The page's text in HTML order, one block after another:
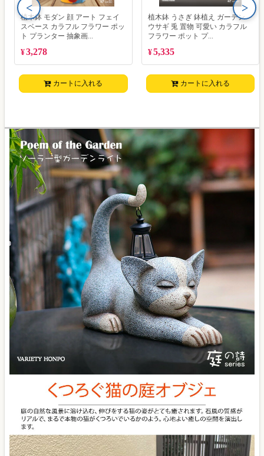
植木鉢 モダン 顔 アート フェイ
スベース カラフル フラワー ポッ
ト プランター 抽象画...
¥3,278
カートに入れる
植木鉢 うさぎ 鉢植え ガーデン
ウサギ 兎 置物 可愛い カラフル
フラワー ポット プ...
¥5,335
カートに入れる
< >